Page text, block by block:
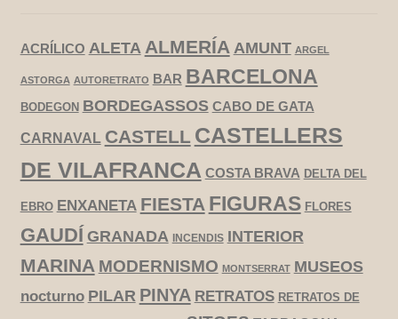
ACRÍLICO ALETA ALMERÍA AMUNT ARGEL
ASTORGA AUTORETRATO BAR BARCELONA
BODEGON BORDEGASSOS CABO DE GATA
CARNAVAL CASTELL CASTELLERS
DE VILAFRANCA COSTA BRAVA DELTA DEL
EBRO ENXANETA FIESTA FIGURAS FLORES
GAUDÍ GRANADA INCENDIS INTERIOR
MARINA MODERNISMO MONTSERRAT MUSEOS
nocturno PILAR PINYA RETRATOS RETRATOS DE